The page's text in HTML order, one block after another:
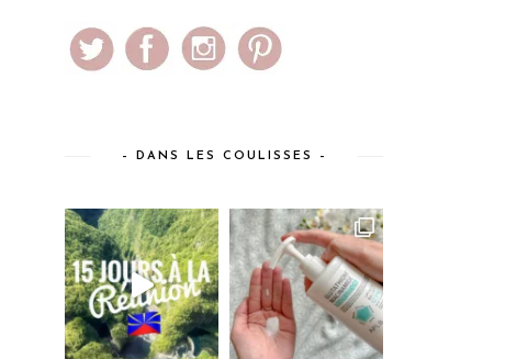
– DANS LES COULISSES –